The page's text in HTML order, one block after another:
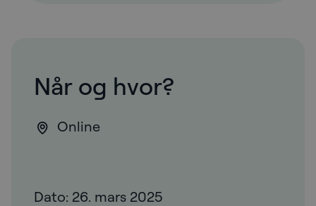
Når og hvor?
Online
Dato: 26. mars 2025